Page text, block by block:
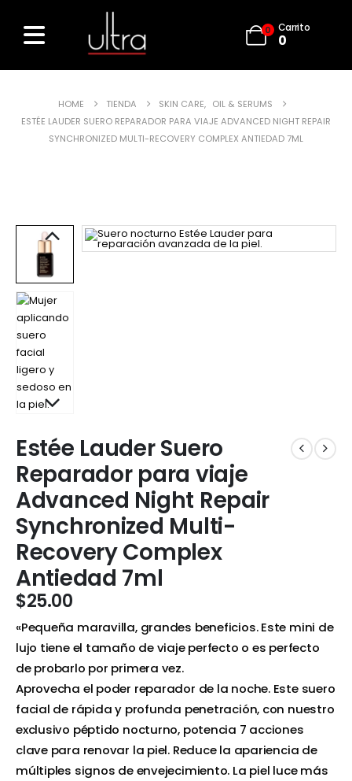
0 Carrito
0
HOME TIENDA SKIN CARE, OIL & SERUMS
ESTÉE LAUDER SUERO REPARADOR PARA VIAJE ADVANCED NIGHT REPAIR
SYNCHRONIZED MULTI-RECOVERY COMPLEX ANTIEDAD 7ML
Estée Lauder Suero
Reparador para viaje
Advanced Night Repair
Synchronized Multi-
Recovery Complex
Antiedad 7ml
$25.00
«Pequeña maravilla, grandes beneficios. Este mini de
lujo tiene el tamaño de viaje perfecto o es perfecto
de probarlo por primera vez.
Aprovecha el poder reparador de la noche. Este suero
facial de rápida y profunda penetración, con nuestro
exclusivo péptido nocturno, potencia 7 acciones
clave para renovar la piel. Reduce la apariencia de
múltiples signos de envejecimiento. La piel luce más